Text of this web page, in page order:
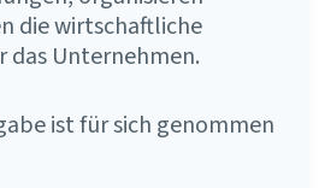
die wirtschaftliche
Unternehmen.
ist für sich genommen